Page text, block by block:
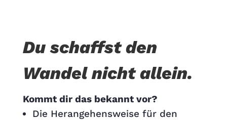
Du schaffst den
Wandel nicht allein.
Kommt dir das bekannt vor?
Die Herangehensweise für den